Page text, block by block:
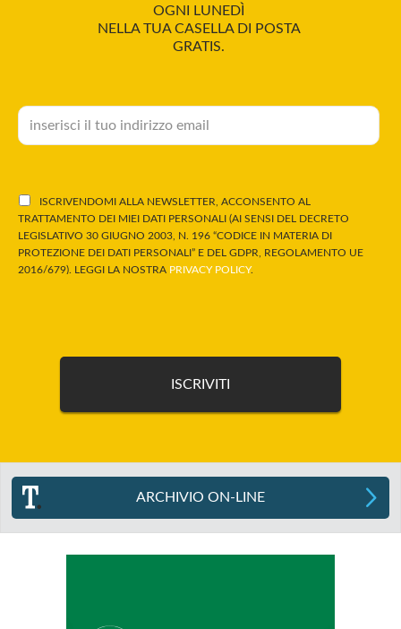
OGNI LUNEDÌ
NELLA TUA CASELLA DI POSTA
GRATIS.
ISCRIVENDOMI ALLA NEWSLETTER, ACCONSENTO AL
TRATTAMENTO DEI MIEI DATI PERSONALI (AI SENSI DEL DECRETO
LEGISLATIVO 30 GIUGNO 2003, N. 196 “CODICE IN MATERIA DI
PROTEZIONE DEI DATI PERSONALI” E DEL GDPR, REGOLAMENTO UE
2016/679). LEGGI LA NOSTRA PRIVACY POLICY.
ARCHIVIO ON-LINE